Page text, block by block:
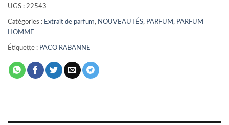
UGS : 22543
Catégories : Extrait de parfum, NOUVEAUTÉS, PARFUM , PARFUM
HOMME
Étiquette : PACO RABANNE